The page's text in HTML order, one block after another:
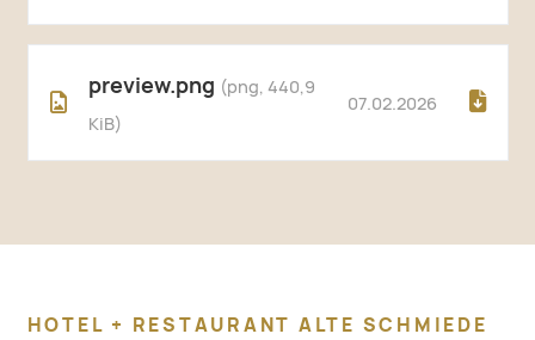
preview.png (png, 440,9
KiB)
07.02.2026
HOTEL + RESTAURANT ALTE SCHMIEDE